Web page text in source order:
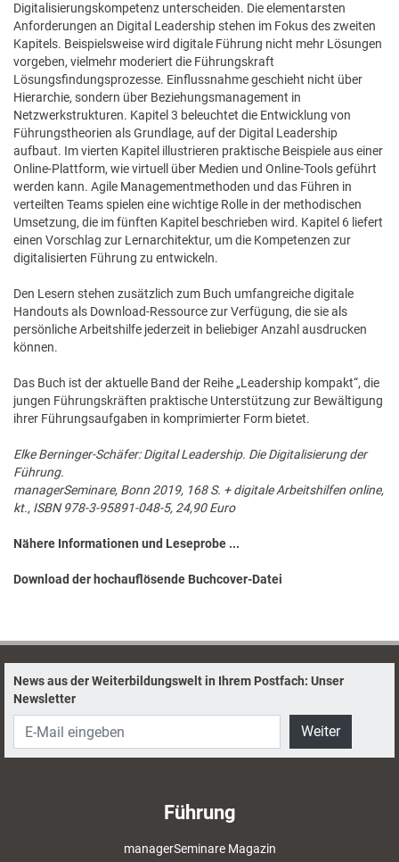
Digitalisierungskompetenz unterscheiden. Die elementarsten
Anforderungen an Digital Leadership stehen im Fokus des zweiten
Kapitels. Beispielsweise wird digitale Führung nicht mehr Lösungen
vorgeben, vielmehr moderiert die Führungskraft
Lösungsfindungsprozesse. Einflussnahme geschieht nicht über
Hierarchie, sondern über Beziehungsmanagement in
Netzwerkstrukturen. Kapitel 3 beleuchtet die Entwicklung von
Führungstheorien als Grundlage, auf der Digital Leadership
aufbaut. Im vierten Kapitel illustrieren praktische Beispiele aus einer
Online-Plattform, wie virtuell über Medien und Online-Tools geführt
werden kann. Agile Managementmethoden und das Führen in
verteilten Teams spielen eine wichtige Rolle in der methodischen
Umsetzung, die im fünften Kapitel beschrieben wird. Kapitel 6 liefert
einen Vorschlag zur Lernarchitektur, um die Kompetenzen zur
digitalisierten Führung zu entwickeln.
Den Lesern stehen zusätzlich zum Buch umfangreiche digitale
Handouts als Download-Ressource zur Verfügung, die sie als
persönliche Arbeitshilfe jederzeit in beliebiger Anzahl ausdrucken
können.
Das Buch ist der aktuelle Band der Reihe „Leadership kompakt“, die
jungen Führungskräften praktische Unterstützung zur Bewältigung
ihrer Führungsaufgaben in komprimierter Form bietet.
Elke Berninger-Schäfer: Digital Leadership. Die Digitalisierung der
Führung.
managerSeminare, Bonn 2019, 168 S. + digitale Arbeitshilfen online,
kt., ISBN 978-3-95891-048-5, 24,90 Euro
Nähere Informationen und Leseprobe ...
Download der hochauflösende Buchcover-Datei
News aus der Weiterbildungswelt in Ihrem Postfach: Unser
Newsletter
Weiter
Führung
managerSeminare Magazin